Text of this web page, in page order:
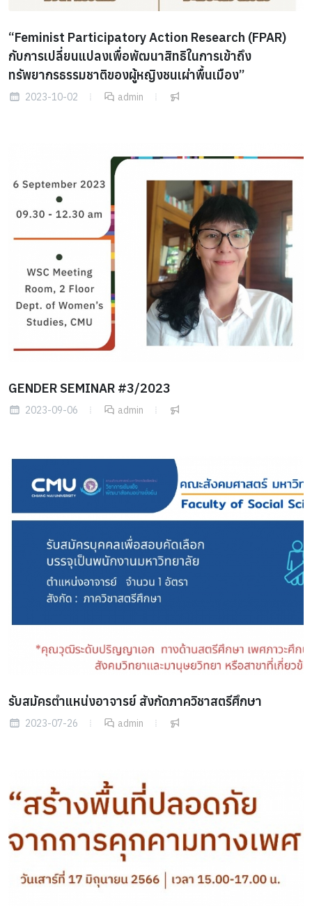
“Feminist Participatory Action Research (FPAR)
กับการเปลี่ยนแปลงเพื่อพัฒนาสิทธิในการเข้าถึง
ทรัพยากรธรรมชาติของผู้หญิงชนเผ่าพื้นเมือง”
2023-10-02 admin
GENDER SEMINAR #3/2023
2023-09-06 admin
รับสมัครตำแหน่งอาจารย์ สังกัดภาควิชาสตรีศึกษา
2023-07-26 admin